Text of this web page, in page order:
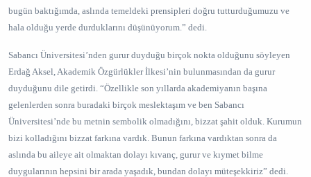
bugün baktığımda, aslında temeldeki prensipleri doğru tutturduğumuzu ve
hala olduğu yerde durduklarını düşünüyorum.” dedi.
Sabancı Üniversitesi’nden gurur duyduğu birçok nokta olduğunu söyleyen
Erdağ Aksel, Akademik Özgürlükler İlkesi’nin bulunmasından da gurur
duyduğunu dile getirdi. “Özellikle son yıllarda akademiyanın başına
gelenlerden sonra buradaki birçok meslektaşım ve ben Sabancı
Üniversitesi’nde bu metnin sembolik olmadığını, bizzat şahit olduk. Kurumun
bizi kolladığını bizzat farkına vardık. Bunun farkına vardıktan sonra da
aslında bu aileye ait olmaktan dolayı kıvanç, gurur ve kıymet bilme
duygularının hepsini bir arada yaşadık, bundan dolayı müteşekkiriz” dedi.